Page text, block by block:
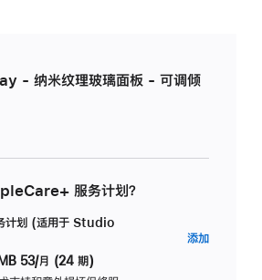
- 纳米纹理玻璃面板 - 可调倾
服务计划？
划 (适用于 Studio
53/月 (24 期)
添加